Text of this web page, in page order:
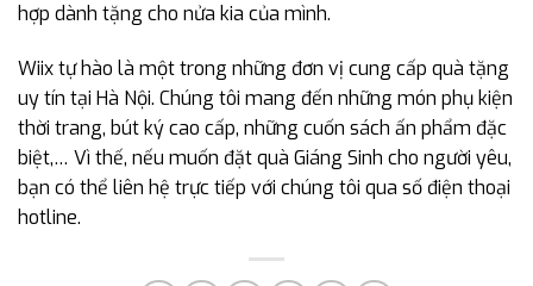
hợp dành tặng cho nửa kia của mình.
Wiix tự hào là một trong những đơn vị cung cấp quà tặng
uy tín tại Hà Nội. Chúng tôi mang đến những món phụ kiện
thời trang, bút ký cao cấp, những cuốn sách ấn phẩm đặc
biệt,… Vì thế, nếu muốn đặt quà Giáng Sinh cho người yêu,
bạn có thể liên hệ trực tiếp với chúng tôi qua số điện thoại
hotline.